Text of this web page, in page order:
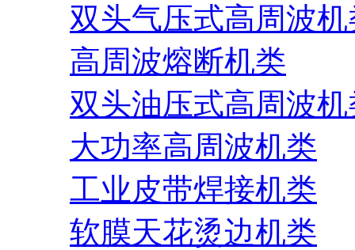
双头气压式高周波机
高周波熔断机类
双头油压式高周波机
大功率高周波机类
工业皮带焊接机类
软膜天花烫边机类